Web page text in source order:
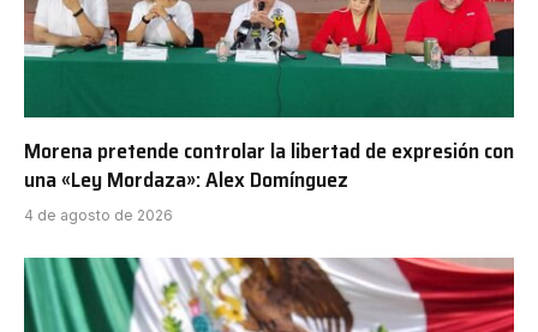
Morena pretende controlar la libertad de expresión con
una «Ley Mordaza»: Alex Domínguez
4 de agosto de 2026